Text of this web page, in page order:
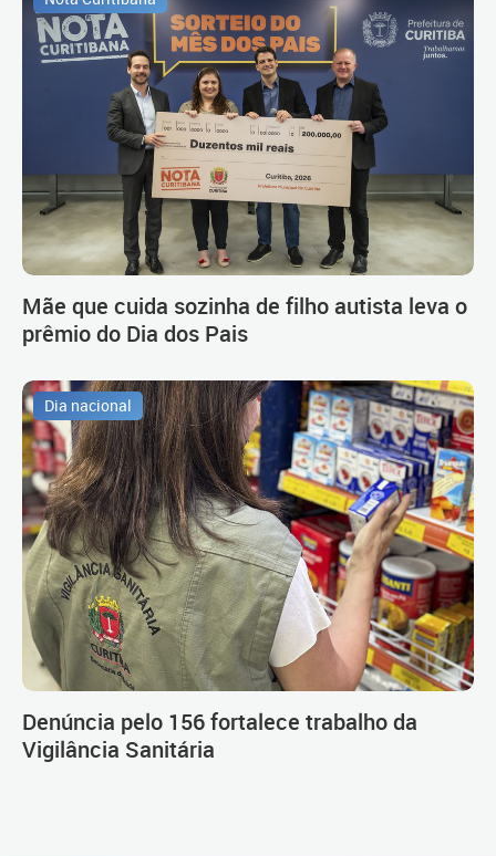
Mãe que cuida sozinha de filho autista leva o
prêmio do Dia dos Pais
Dia nacional
Denúncia pelo 156 fortalece trabalho da
Vigilância Sanitária